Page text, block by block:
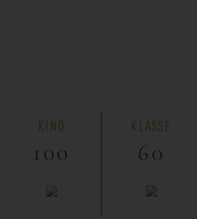
KINO
100
KLASSE
60